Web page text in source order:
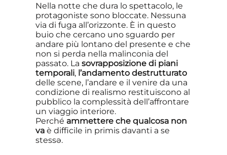
Nella notte che dura lo spettacolo, le
protagoniste sono bloccate. Nessuna
via di fuga all’orizzonte. È in questo
buio che cercano uno sguardo per
andare più lontano del presente e che
non si perda nella malinconia del
passato. La sovrapposizione di piani
temporali, l’andamento destrutturato
delle scene, l’andare e il venire da una
condizione di realismo restituiscono al
pubblico la complessità dell’affrontare
un viaggio interiore.
Perché ammettere che qualcosa non
va è difficile in primis davanti a se
stessə.